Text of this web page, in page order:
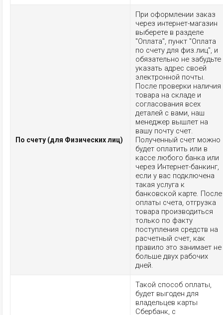
По счету (для Физических лиц)
При оформлении заказ
через интернет-магазин
выберете в разделе
"Оплата", пункт "Оплата
по счету для физ.лиц", и
обязательно не забудьте
указать адрес своей
электронной почты.
После проверки наличия
товара на складе и
согласования всех
деталей с вами, наш
менеджер вышлет на
вашу почту счет.
Полученный счет можно
будет оплатить или в
кассе любого банка или
через Интернет-банкинг,
если у вас подключена
такая услуга к
банковской карте. После
оплаты счета, отгрузка
товара производиться
только по факту
поступления средств на
расчетный счет, как
правило это занимает не
больше двух рабочих
дней.
Такой способ оплаты,
будет выгоден для
владельцев карты
Сбербанк, с